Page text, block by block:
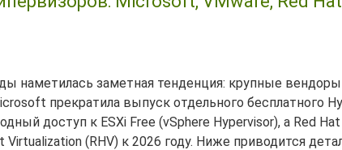
наметилась заметная тенденция: крупные
прекратила выпуск отдельного бесплатного
доступ к ESXi Free (vSphere Hypervisor), а Red
(RHV) к 2026 году. Ниже приводится